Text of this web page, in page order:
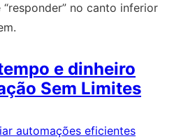
no canto inferior
e dinheiro
Sem Limites
automações eficientes